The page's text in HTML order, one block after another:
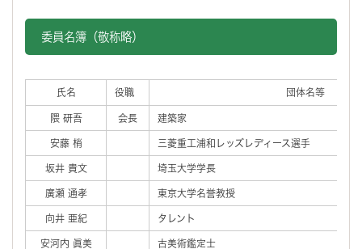
委員名簿（敬称略）
氏名 役職 団体名等
隈 研吾 会長 建築家
安藤 梢 三菱重工浦和レッズレディース選手
坂井 貴文 埼玉大学学長
廣瀬 通孝 東京大学名誉教授
向井 亜紀 タレント
安河内 眞美 古美術鑑定士